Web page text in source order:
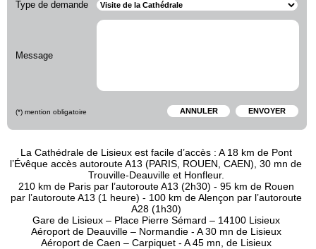
Type de demande
Message
(*) mention obligatoire ANNULER ENVOYER
La Cathédrale de Lisieux est facile d’accès : A 18 km de Pont
l’Évêque accès autoroute A13 (PARIS, ROUEN, CAEN), 30 mn de
Trouville-Deauville et Honfleur.
210 km de Paris par l’autoroute A13 (2h30) - 95 km de Rouen
par l’autoroute A13 (1 heure) - 100 km de Alençon par l’autoroute
A28 (1h30)
Gare de Lisieux – Place Pierre Sémard – 14100 Lisieux
Aéroport de Deauville – Normandie - A 30 mn de Lisieux
Aéroport de Caen – Carpiquet - A 45 mn, de Lisieux